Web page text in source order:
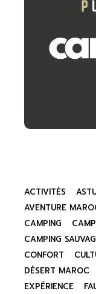
ACTIVITÉS
AVENTURE
CAMPING
CAMPING
CONFORT
DÉSERT MAROC
EXPÉRIENCE